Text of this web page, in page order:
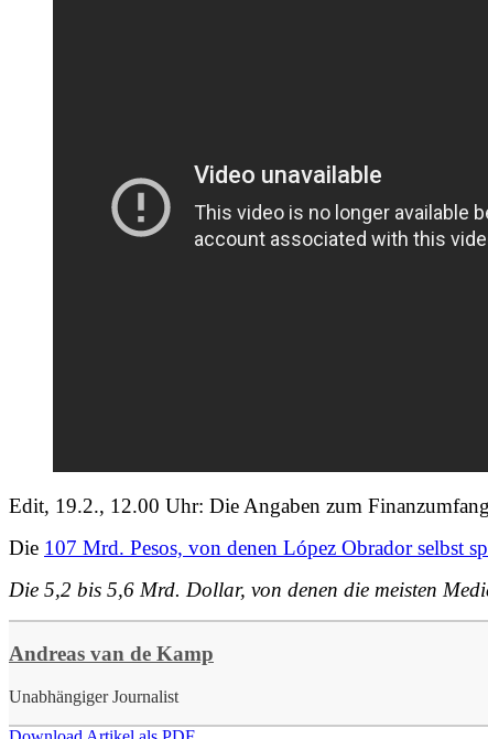
Edit, 19.2., 12.00 Uhr: Die Angaben zum
Die 107 Mrd. Pesos, von denen López Obrador selbst
Die 5,2 bis 5,6 Mrd. Dollar, von denen die meisten
Andreas van de Kamp
Unabhängiger Journalist